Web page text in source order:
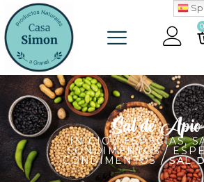
0
Sal de Apio
INICIO/ESPECIAS,
CONDIMENTOS/
CONDIMENTOS/ SAL